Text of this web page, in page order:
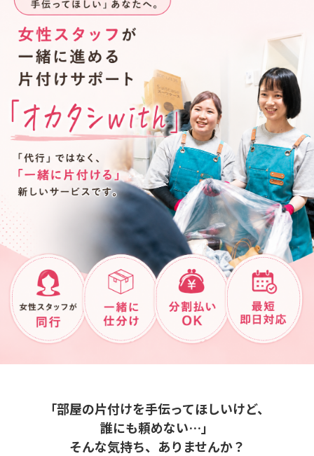
「部屋の片付けを手伝ってほしいけど、
誰にも頼めない…」
そんな気持ち、ありませんか？